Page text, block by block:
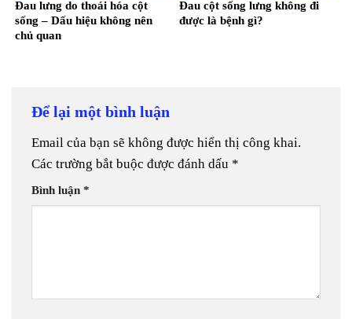
Đau lưng do thoái hóa cột
sống – Dấu hiệu không nên
chủ quan
Đau cột sống lưng không đi
được là bệnh gì?
Để lại một bình luận
Email của bạn sẽ không được hiển thị công khai.
Các trường bắt buộc được đánh dấu *
Bình luận *